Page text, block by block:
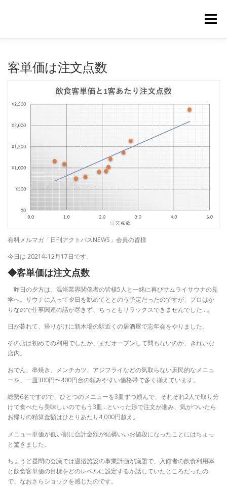
メニュー
客単価は注文点数
有料メルマガ「日刊アクトパスNEWS」会員の皆様
今日は 2021年12月17日です。
◆客単価は注文点数
昨日の夕方は、温浴業界関係者の皆様5人と一緒に再びサムライサウナの見
学へ。サウナに入って夕日を眺めてととのう予定だったのですが、プロばか
りなので仕事関連の話が尽きず、ちっともリラックスできませんでした…。
日が暮れて、帰りがけに新木場の駅近くの居酒屋で忘年会をやりました。
その店は初めての利用でしたが、まだオープンして間もないのか、きれいな
店内。
おでん、串焼き、メンチカツ、アジフライなどの気取らない庶民的なメニュ
ーを、一皿300円〜400円台の頼みやすい価格帯で多く揃えています。
総勢6名ですので、ひとつのメニューを3皿ずつ頼んで、それぞれ2人で取り分
けて食べたら美味しいのでもう3皿…といった形で注文が進み、気がついたら
お帰りの精算金額はひとりあたり4,000円超え。
メニュー単価が低い割に合計金額が結構いいお値段になったことにはちょっ
と驚きました。
ちょうど昼間の会議では温浴施設の事業計画が議題で、入館者の飲食利用率
と飲食客単価の目標をどのレベルに設定するか話していたところだったの
で、なおさらショックを感じたのです。